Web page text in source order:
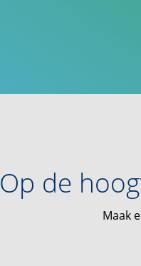
Op de
Maak